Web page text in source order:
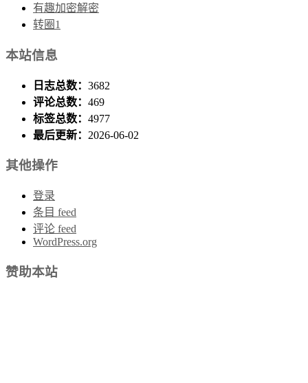
有趣加密解密
转圈1
本站信息
日志总数： 3682
评论总数： 469
标签总数： 4977
最后更新： 2026-06-02
其他操作
登录
条目 feed
评论 feed
WordPress.org
赞助本站